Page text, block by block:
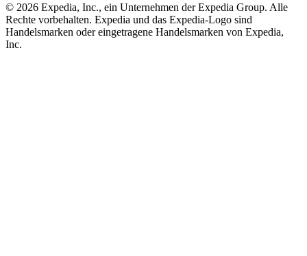
© 2026 Expedia, Inc., ein Unternehmen der Expedia Group. Alle
Rechte vorbehalten. Expedia und das Expedia-Logo sind
Handelsmarken oder eingetragene Handelsmarken von Expedia,
Inc.